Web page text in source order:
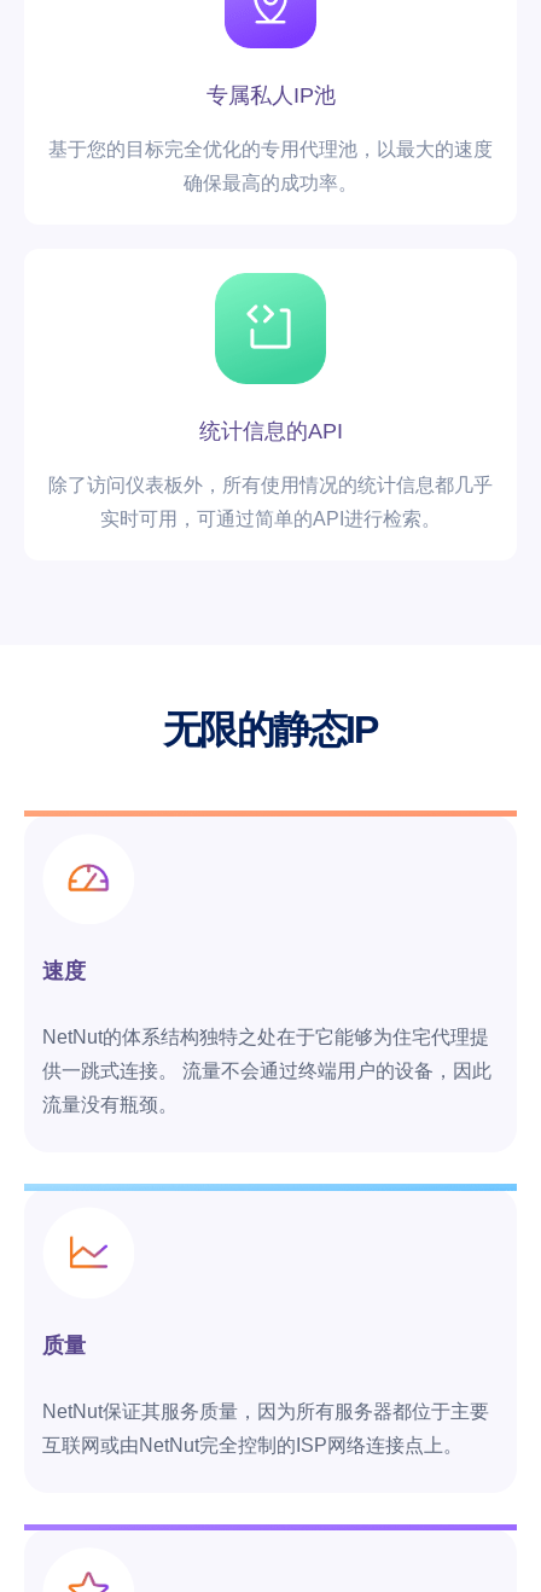
专属私人IP池
基于您的目标完全优化的专用代理池，以最大的速度
确保最高的成功率。
统计信息的API
除了访问仪表板外，所有使用情况的统计信息都几乎
实时可用，可通过简单的API进行检索。
无限的静态IP
速度
NetNut的体系结构独特之处在于它能够为住宅代理提
供一跳式连接。 流量不会通过终端用户的设备，因此
流量没有瓶颈。
质量
NetNut保证其服务质量，因为所有服务器都位于主要
互联网或由NetNut完全控制的ISP网络连接点上。